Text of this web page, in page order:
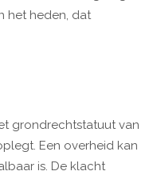
het heden, dat
grondrechtstatuut van
Een overheid kan
is. De klacht